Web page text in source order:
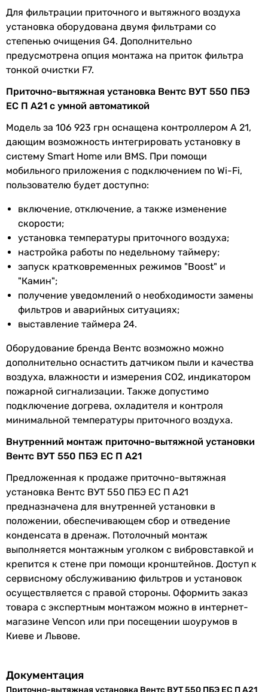
Максимальный
ток установки
11.1 А
50 Гц
Встроенный
нагреватель
электрического
нагревателя
Сторона
обслуживания
правая
Комплектация
руководство пользователя,
Минимальная
температура
перемещаемого
воздуха
-25 °C
Максимальная
перемещаемого
воздуха
40 °C
Материал
корпуса
алюмоцинк
изоляции
Толщина
изоляции
20 мм
EC
Производство Украина
Тип приточно-вытяжная
EAN 4824032328002
Энергоэффективность
энергоэффективности
Для фильтрации приточного и вытяжного воздуха
установка оборудована двумя фильтрами со
степенью очищения G4. Дополнительно
предусмотрена опция монтажа на приток фильтра
тонкой очистки F7.
Приточно-вытяжная установка Вентс ВУТ 550 ПБЭ
ЕС П А21 с умной автоматикой
Модель за 106 923 грн оснащена контроллером А 21,
дающим возможность интегрировать установку в
систему Smart Home или BMS. При помощи
мобильного приложения с подключением по Wi-Fi,
пользователю будет доступно:
включение, отключение, а также изменение
скорости;
установка температуры приточного воздуха;
настройка работы по недельному таймеру;
запуск кратковременных режимов "Boost" и
"Камин";
получение уведомлений о необходимости замены
фильтров и аварийных ситуациях;
выставление таймера 24.
Оборудование бренда Вентс возможно можно
дополнительно оснастить датчиком пыли и качества
воздуха, влажности и измерения СО2, индикатором
пожарной сигнализации. Также допустимо
подключение догрева, охладителя и контроля
минимальной температуры приточного воздуха.
Внутренний монтаж приточно-вытяжной установки
Вентс ВУТ 550 ПБЭ ЕС П А21
Предложенная к продаже приточно-вытяжная
установка Вентс ВУТ 550 ПБЭ ЕС П А21
предназначена для внутренней установки в
положении, обеспечивающем сбор и отведение
конденсата в дренаж. Потолочный монтаж
выполняется монтажным уголком с вибровставкой и
крепится к стене при помощи кронштейнов. Доступ к
сервисному обслуживанию фильтров и установок
осуществляется с правой стороны. Оформить заказ
товара с экспертным монтажом можно в интернет-
магазине Vencon или при посещении шоурумов в
Киеве и Львове.
Документация